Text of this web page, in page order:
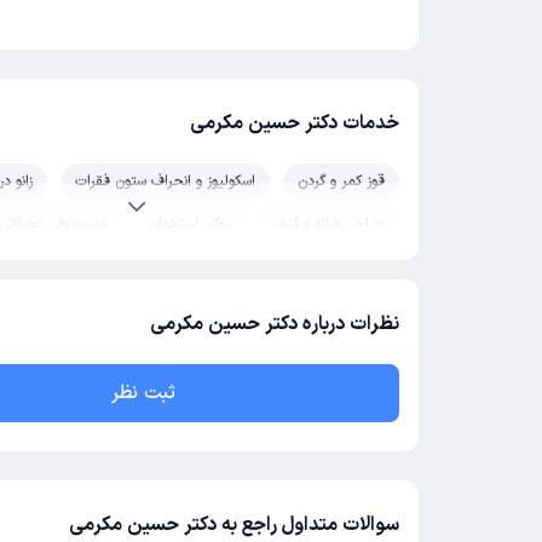
خدمات دکتر حسین مکرمی
قوز کمر و گردن اسکولیوز و انحراف ستون فقرات
زانو
جراحی شانه و کتف
پوکی استخوان
دیستروفی عضلانی
نظرات درباره دکتر حسین مکرمی
ثبت نظر
سوالات متداول راجع به دکتر حسین مکرمی